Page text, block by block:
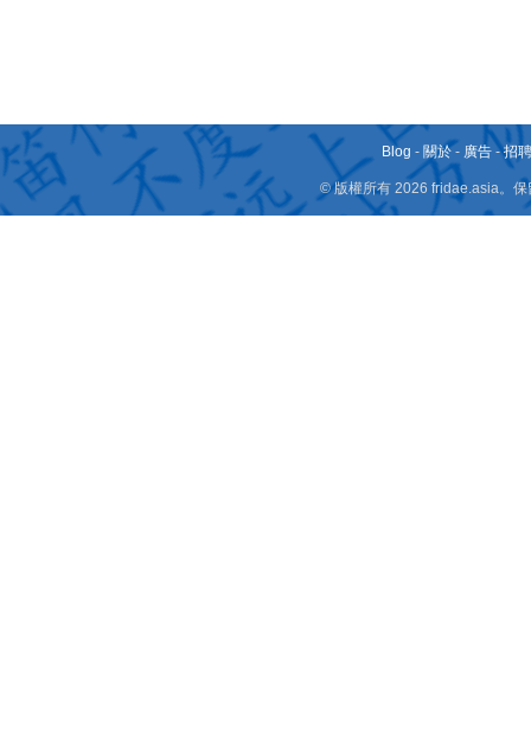
Blog - 關於 - 廣告 -招
© 版權所有 2026 fridae.asia。